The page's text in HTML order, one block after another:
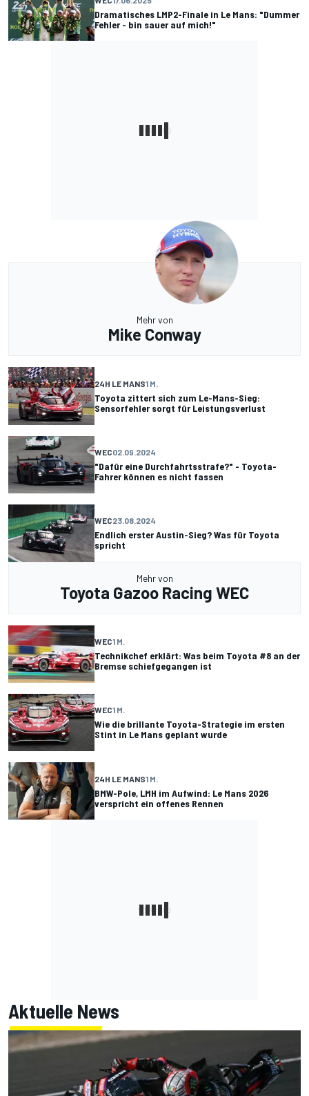
Dramatisches LMP2-Finale in Le Mans: "Dummer
Fehler - bin sauer auf mich!"
Mehr von
Mike Conway
24H LE MANS1 M.
Toyota zittert sich zum Le-Mans-Sieg:
Sensorfehler sorgt für Leistungsverlust
WEC02.09.2024
"Dafür eine Durchfahrtsstrafe?" - Toyota-
Fahrer können es nicht fassen
WEC23.08.2024
Endlich erster Austin-Sieg? Was für Toyota
spricht
Mehr von
Toyota Gazoo Racing WEC
WEC1 M.
Technikchef erklärt: Was beim Toyota #8 an der
Bremse schiefgegangen ist
WEC1 M.
Wie die brillante Toyota-Strategie im ersten
Stint in Le Mans geplant wurde
24H LE MANS1 M.
BMW-Pole, LMH im Aufwind: Le Mans 2026
verspricht ein offenes Rennen
Aktuelle News